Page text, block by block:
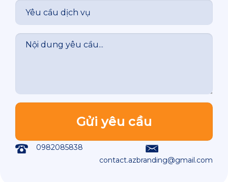
0982085838
contact.azbranding@gmail.com